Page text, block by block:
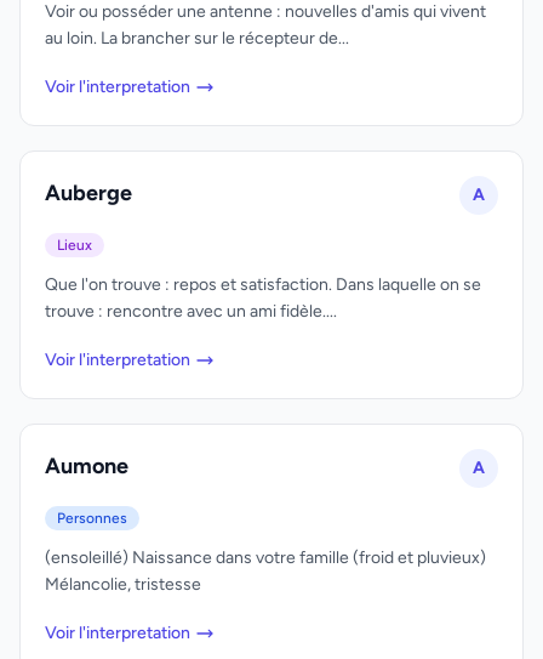
Voir ou posséder une antenne : nouvelles d'amis qui vivent
au loin. La brancher sur le récepteur de...
Voir l'interpretation
Auberge A
Lieux
Que l'on trouve : repos et satisfaction. Dans laquelle on se
trouve : rencontre avec un ami fidèle....
Voir l'interpretation
Aumone A
Personnes
(ensoleillé) Naissance dans votre famille (froid et pluvieux)
Mélancolie, tristesse
Voir l'interpretation